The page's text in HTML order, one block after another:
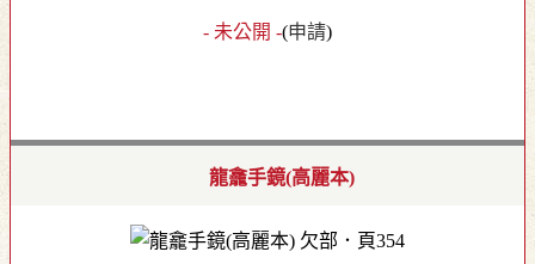
- 未公開 -(申請)
龍龕手鏡(高麗本)